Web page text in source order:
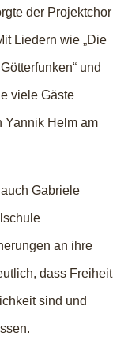
der Projektchor
Liedern wie „Die
und
viele Gäste
Yannik Helm am
Gabriele
an ihre
dass Freiheit
sind und